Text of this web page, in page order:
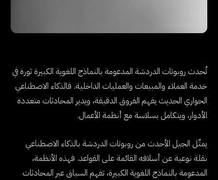
تُحدث روبوتات الدردشة المدعومة بالنماذج اللغوية الكبيرة ثورة في
خدمة العملاء والمبيعات والعمليات الداخلية. فالذكاء الاصطناعي
الحواري الحديث يفهم الفروق الدقيقة، ويدير المحادثات متعددة
الأدوار، ويتكامل بسلاسة مع أنظمة الأعمال.
يمثّل الجيل الأحدث من روبوتات الدردشة بالذكاء الاصطناعي
نقلة نوعية عن أسلافه القائمة على القواعد. فهذه الأنظمة،
المدعومة بالنماذج اللغوية الكبيرة، تفهم السياق عبر المحادثات